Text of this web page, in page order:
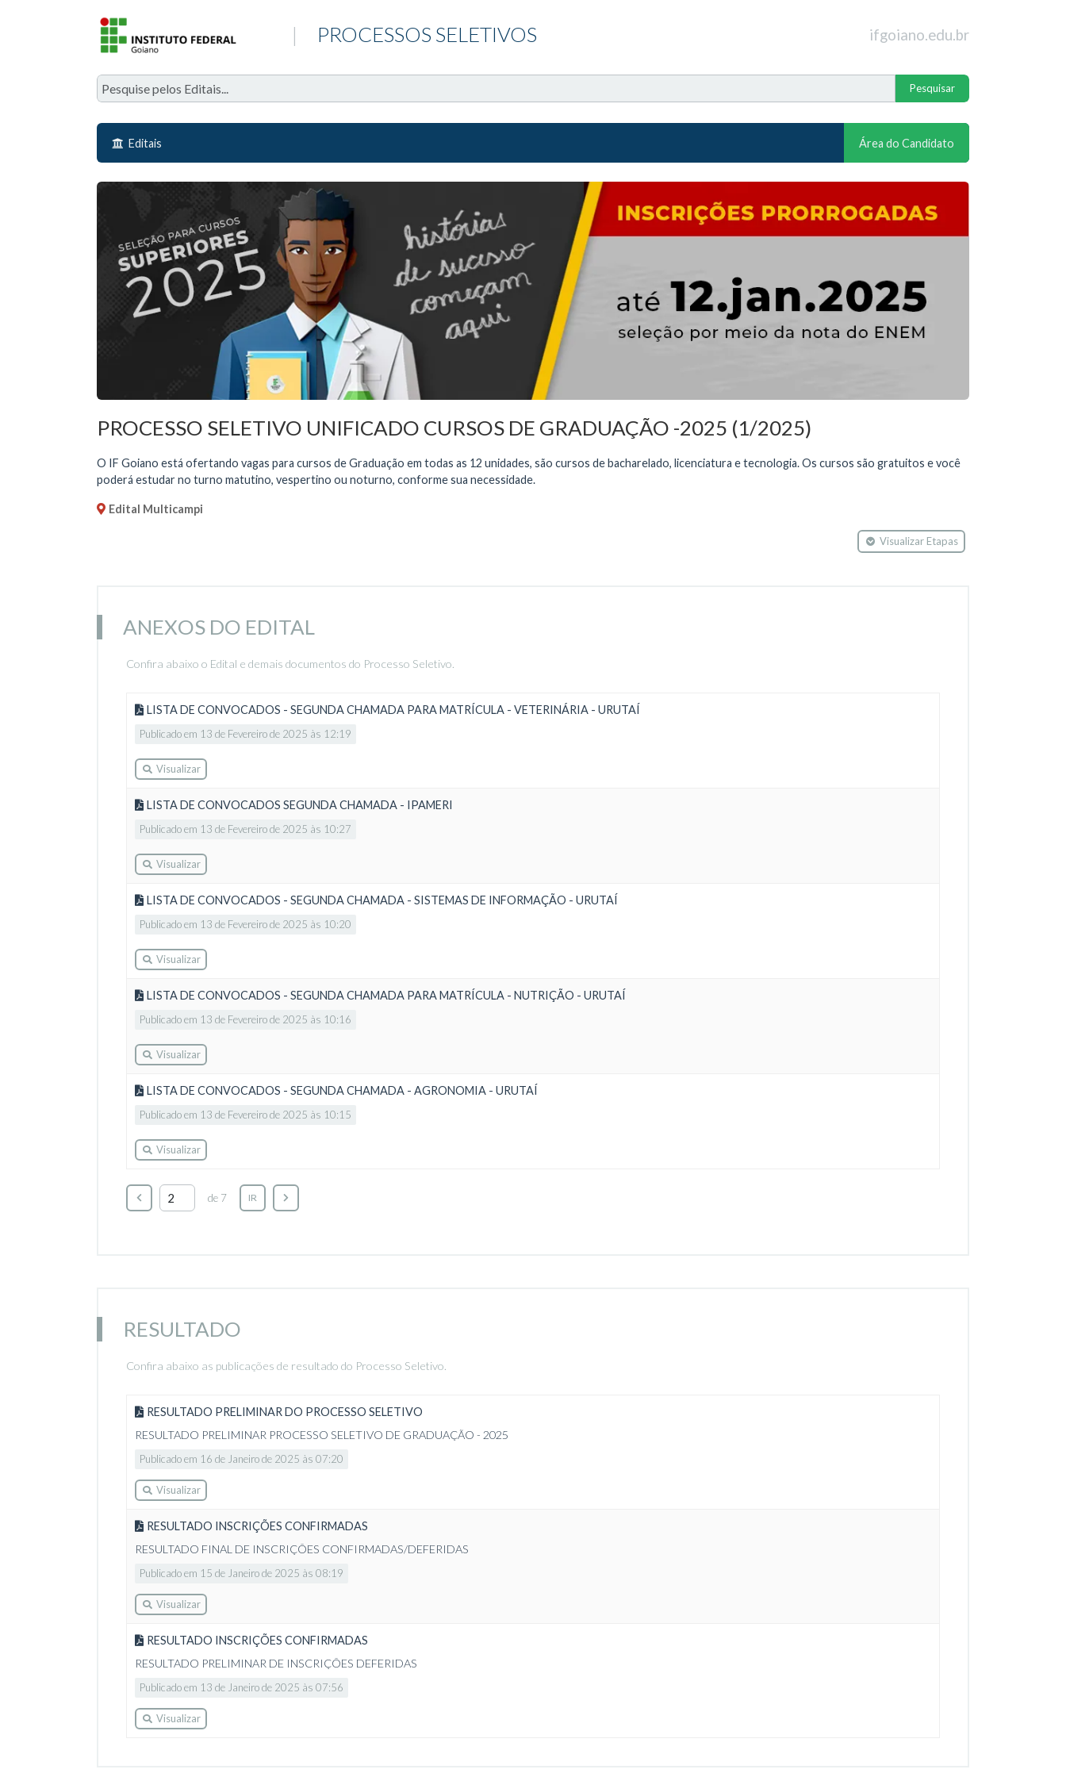
| PROCESSOS SELETIVOS ifgoiano.edu.br
Editais Área do Candidato
PROCESSO SELETIVO UNIFICADO CURSOS DE GRADUAÇÃO -2025 (1/2025)
O IF Goiano está ofertando vagas para cursos de Graduação em todas as 12 unidades, são cursos de bacharelado, licenciatura e tecnologia. Os cursos são gratuitos e você
poderá estudar no turno matutino, vespertino ou noturno, conforme sua necessidade.
Edital Multicampi
Visualizar Etapas
ANEXOS DO EDITAL
Confira abaixo o Edital e demais documentos do Processo Seletivo.
LISTA DE CONVOCADOS - SEGUNDA CHAMADA PARA MATRÍCULA - VETERINÁRIA - URUTAÍ
Publicado em 13 de Fevereiro de 2025 às 12:19
Visualizar
LISTA DE CONVOCADOS SEGUNDA CHAMADA - IPAMERI
Publicado em 13 de Fevereiro de 2025 às 10:27
Visualizar
LISTA DE CONVOCADOS - SEGUNDA CHAMADA - SISTEMAS DE INFORMAÇÃO - URUTAÍ
Publicado em 13 de Fevereiro de 2025 às 10:20
Visualizar
LISTA DE CONVOCADOS - SEGUNDA CHAMADA PARA MATRÍCULA - NUTRIÇÃO - URUTAÍ
Publicado em 13 de Fevereiro de 2025 às 10:16
Visualizar
LISTA DE CONVOCADOS - SEGUNDA CHAMADA - AGRONOMIA - URUTAÍ
Publicado em 13 de Fevereiro de 2025 às 10:15
Visualizar
de 7 IR
RESULTADO
Confira abaixo as publicações de resultado do Processo Seletivo.
RESULTADO PRELIMINAR DO PROCESSO SELETIVO
RESULTADO PRELIMINAR PROCESSO SELETIVO DE GRADUAÇÃO - 2025
Publicado em 16 de Janeiro de 2025 às 07:20
Visualizar
RESULTADO INSCRIÇÕES CONFIRMADAS
RESULTADO FINAL DE INSCRIÇÕES CONFIRMADAS/DEFERIDAS
Publicado em 15 de Janeiro de 2025 às 08:19
Visualizar
RESULTADO INSCRIÇÕES CONFIRMADAS
RESULTADO PRELIMINAR DE INSCRIÇÕES DEFERIDAS
Publicado em 13 de Janeiro de 2025 às 07:56
Visualizar